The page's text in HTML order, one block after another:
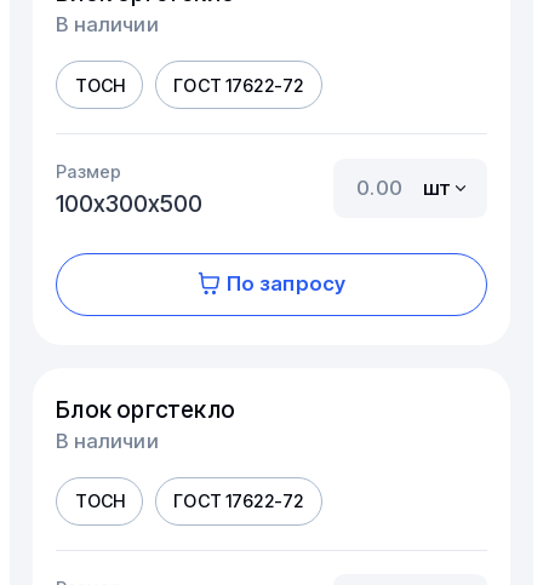
В наличии
ТОСН ГОСТ 17622-72
Размер
100х300х500
шт
По запросу
Блок оргстекло
В наличии
ТОСН ГОСТ 17622-72